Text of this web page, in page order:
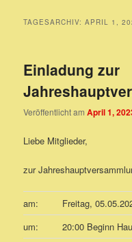
TAGESARCHIV:APRIL 1,
Einladung zur
Veröffentlicht amApril 1,
Liebe Mitglieder,
zur
am:
Freitag,
um:
20:00 Beginn